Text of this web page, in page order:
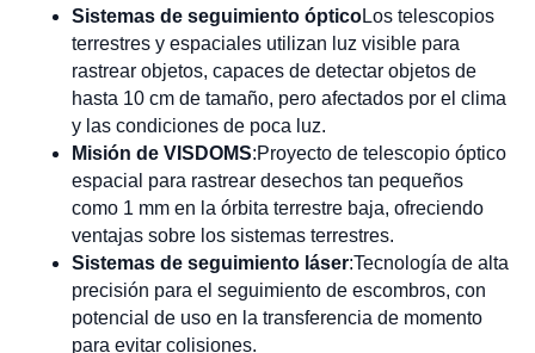
Sistemas de seguimiento ópticoLos telescopios
terrestres y espaciales utilizan luz visible para
rastrear objetos, capaces de detectar objetos de
hasta 10 cm de tamaño, pero afectados por el clima
y las condiciones de poca luz.
Misión de VISDOMS:Proyecto de telescopio óptico
espacial para rastrear desechos tan pequeños
como 1 mm en la órbita terrestre baja, ofreciendo
ventajas sobre los sistemas terrestres.
Sistemas de seguimiento láser:Tecnología de alta
precisión para el seguimiento de escombros, con
potencial de uso en la transferencia de momento
para evitar colisiones.